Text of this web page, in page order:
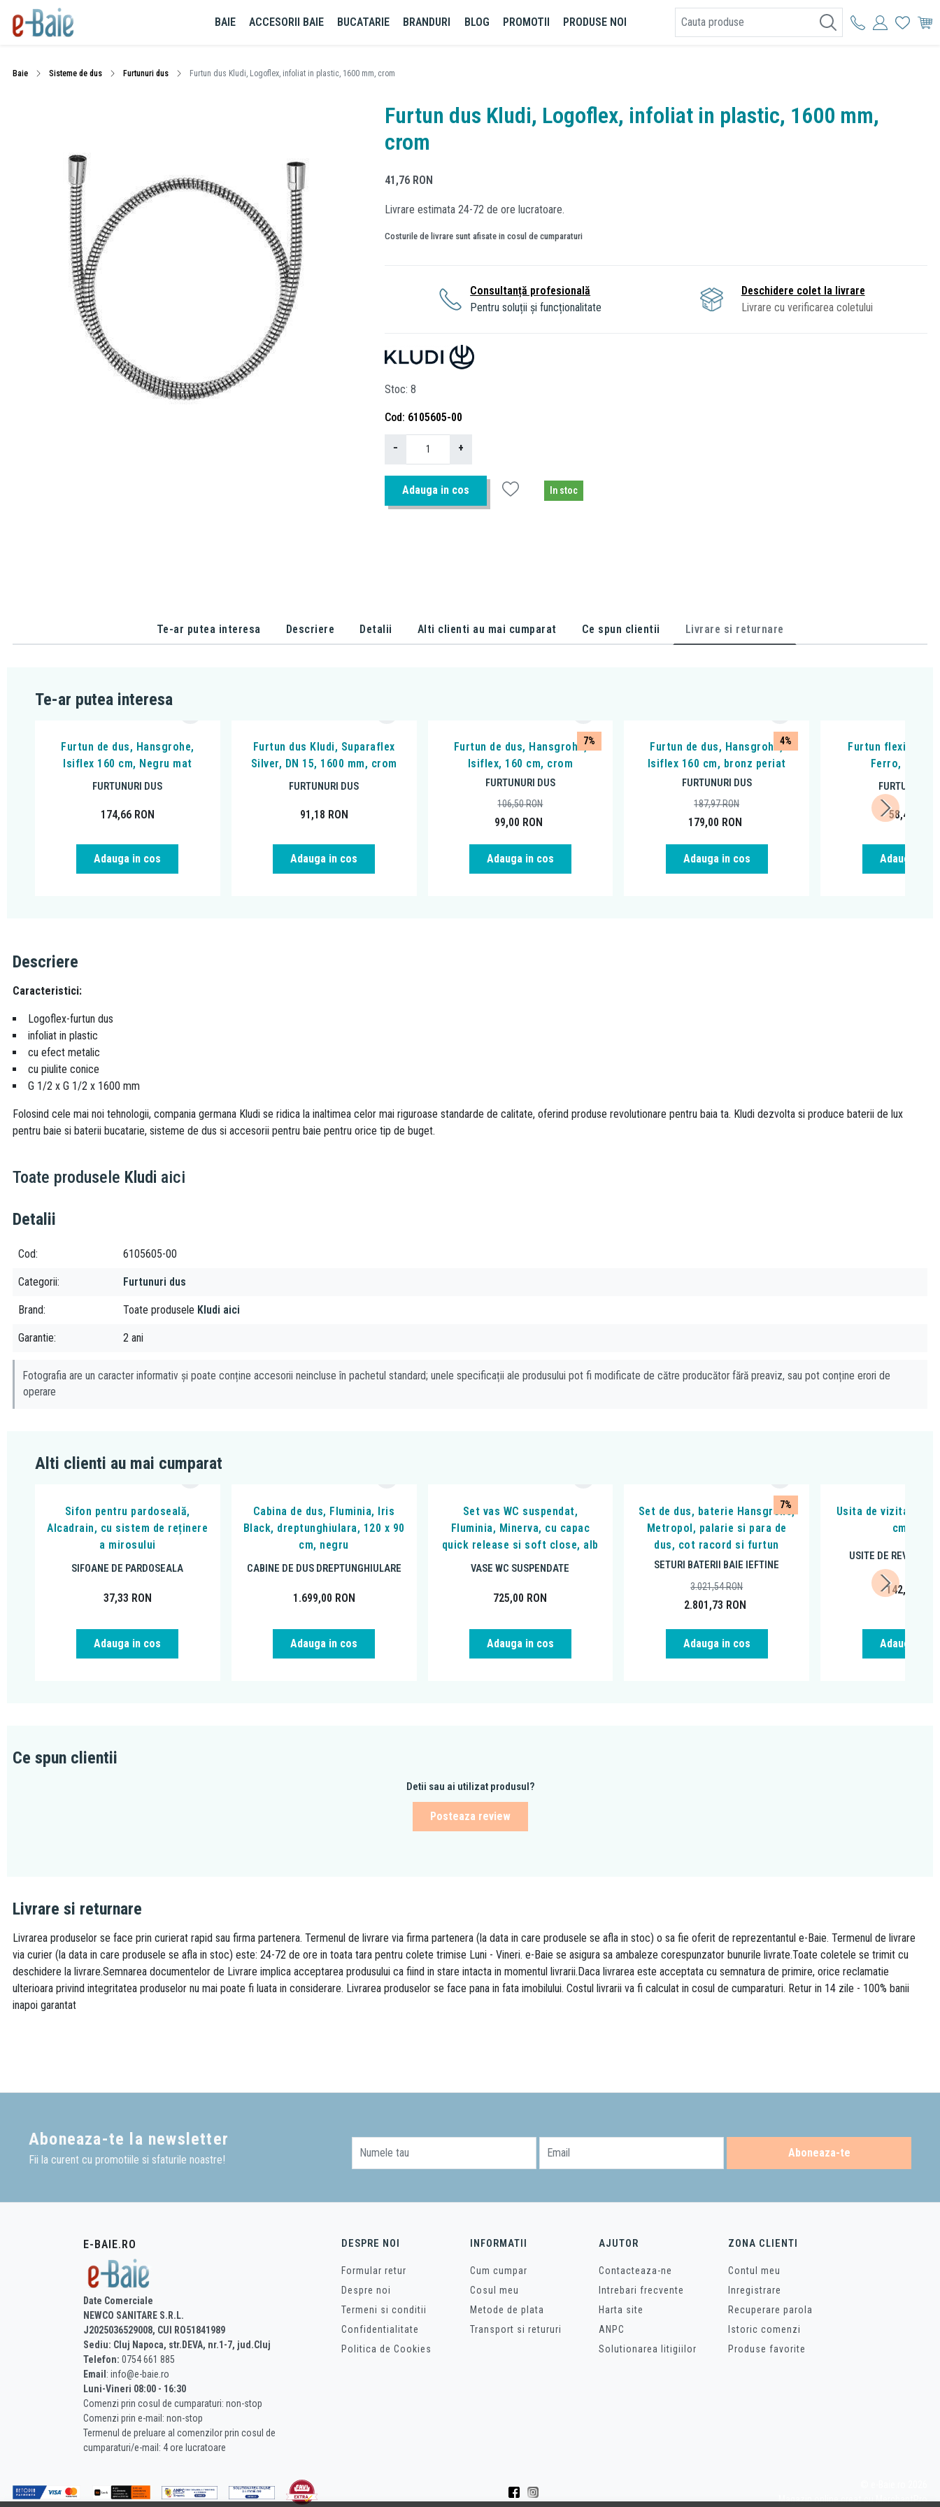
BAIE ACCESORII BAIE BUCATARIE BRANDURI BLOG PROMOTII PRODUSE NOI
Baie Sisteme de dus Furtunuri dus Furtun dus Kludi, Logoflex, infoliat in plastic, 1600 mm, crom
Furtun dus Kludi, Logoflex, infoliat in plastic, 1600 mm,
crom
41,76 RON
Livrare estimata 24-72 de ore lucratoare.
Costurile de livrare sunt afisate in cosul de cumparaturi
Consultanță profesională
Pentru soluții și funcționalitate
Deschidere colet la livrare
Livrare cu verificarea coletului
Stoc 8
Cod 6105605-00
− +
Adauga in cos In stoc
Te-ar putea interesa Descriere Detalii Alti clienti au mai cumparat Ce spun clientii Livrare si returnare
Te-ar putea interesa
Furtun de dus, Hansgrohe,
Isiflex 160 cm, Negru mat
FURTUNURI DUS
174,66 RON
Adauga in cos
Furtun dus Kludi, Suparaflex
Silver, DN 15, 1600 mm, crom
FURTUNURI DUS
91,18 RON
Adauga in cos
7%
Furtun de dus, Hansgrohe,
Isiflex, 160 cm, crom
FURTUNURI DUS
99,00 RON
106,50RON
Adauga in cos
4%
Furtun de dus, Hansgrohe,
Isiflex 160 cm, bronz periat
FURTUNURI DUS
179,00 RON
187,97RON
Adauga in cos
Furtun flexibil
Ferro, negru
FURTUNURI
58,49
Adauga in
Descriere
Caracteristici:
Logoflex-furtun dus
infoliat in plastic
cu efect metalic
cu piulite conice
G 1/2 x G 1/2 x 1600 mm
Folosind cele mai noi tehnologii, compania germana Kludi se ridica la inaltimea celor mai riguroase standarde de calitate, oferind produse revolutionare pentru baia ta. Kludi dezvolta si produce baterii de lux
pentru baie si baterii bucatarie, sisteme de dus si accesorii pentru baie pentru orice tip de buget.
Toate produsele Kludi aici
Detalii
Cod 6105605-00
Categorii Furtunuri dus
Brand Toate produsele Kludi aici
Garantie 2 ani
Fotografia are un caracter informativ și poate conține accesorii neincluse în pachetul standard; unele specificații ale produsului pot fi modificate de către producător fără preaviz, sau pot conține erori de
operare
Alti clienti au mai cumparat
Sifon pentru pardoseală,
Alcadrain, cu sistem de reținere
a mirosului
SIFOANE DE PARDOSEALA
37,33 RON
Adauga in cos
Cabina de dus, Fluminia, Iris
Black, dreptunghiulara, 120 x 90
cm, negru
CABINE DE DUS DREPTUNGHIULARE
1.699,00 RON
Adauga in cos
Set vas WC suspendat,
Fluminia, Minerva, cu capac
quick release si soft close, alb
VASE WC SUSPENDATE
725,00 RON
Adauga in cos
7%
Set de dus, baterie Hansgrohe,
Metropol, palarie si para de
dus, cot racord si furtun
SETURI BATERII BAIE IEFTINE
2.801,73 RON
3.021,54RON
Adauga in cos
Usita de vizitare
cm, inox
USITE DE REVIZIE SI
142,25
Adauga in
Ce spun clientii
Detii sau ai utilizat produsul?
Posteaza review
Livrare si returnare
Livrarea produselor se face prin curierat rapid sau firma partenera. Termenul de livrare via firma partenera (la data in care produsele se afla in stoc) o sa fie oferit de reprezentantul e-Baie. Termenul de livrare
via curier (la data in care produsele se afla in stoc) este: 24-72 de ore in toata tara pentru colete trimise Luni - Vineri. e-Baie se asigura sa ambaleze corespunzator bunurile livrate.Toate coletele se trimit cu
deschidere la livrare.Semnarea documentelor de Livrare implica acceptarea produsului ca fiind in stare intacta in momentul livrarii.Daca livrarea este acceptata cu semnatura de primire, orice reclamatie
ulterioara privind integritatea produselor nu mai poate fi luata in considerare. Livrarea produselor se face pana in fata imobilului. Costul livrarii va fi calculat in cosul de cumparaturi. Retur in 14 zile - 100% banii
inapoi garantat
Aboneaza-te la newsletter
Fii la curent cu promotiile si sfaturile noastre!
Numele tau Email Aboneaza-te
E-BAIE.RO
Date Comerciale
NEWCO SANITARE S.R.L.
J2025036529008, CUI RO51841989
Sediu: Cluj Napoca, str.DEVA, nr.1-7, jud.Cluj
Telefon: 0754 661 885
Email : info@e-baie.ro
Luni-Vineri 08:00 - 16:30
Comenzi prin cosul de cumparaturi: non-stop
Comenzi prin e-mail: non-stop
Termenul de preluare al comenzilor prin cosul de
cumparaturi/e-mail: 4 ore lucratoare
DESPRE NOI
Formular retur
Despre noi
Termeni si conditii
Confidentialitate
Politica de Cookies
INFORMATII
Cum cumpar
Cosul meu
Metode de plata
Transport si retururi
AJUTOR
Contacteaza-ne
Intrebari frecvente
Harta site
ANPC
Solutionarea litigiilor
ZONA CLIENTI
Contul meu
Inregistrare
Recuperare parola
Istoric comenzi
Produse favorite
Magazin online creat cu MerchantPro